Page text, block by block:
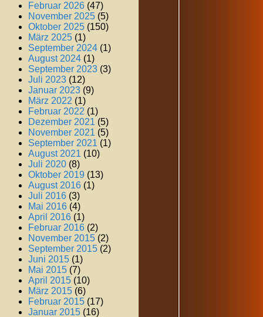
Februar 2026 (47)
November 2025 (5)
Oktober 2025 (150)
März 2025 (1)
September 2024 (1)
August 2024 (1)
September 2023 (3)
Juli 2023 (12)
Januar 2023 (9)
März 2022 (1)
Februar 2022 (1)
Dezember 2021 (5)
November 2021 (5)
September 2021 (1)
August 2021 (10)
Juli 2020 (8)
Oktober 2019 (13)
August 2016 (1)
Juli 2016 (3)
Mai 2016 (4)
April 2016 (1)
Februar 2016 (2)
November 2015 (2)
September 2015 (2)
Juni 2015 (1)
Mai 2015 (7)
April 2015 (10)
März 2015 (6)
Februar 2015 (17)
Januar 2015 (16)